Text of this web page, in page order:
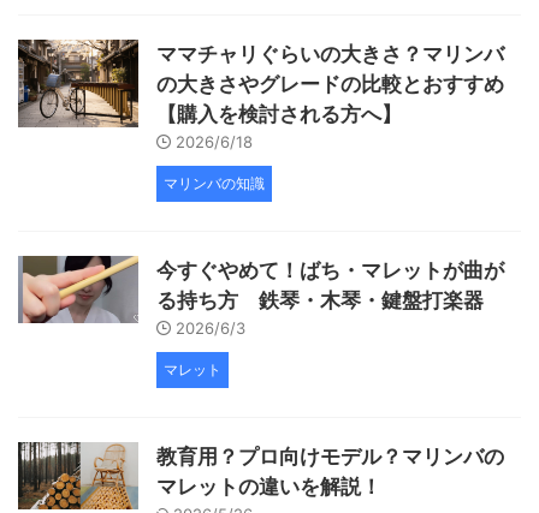
ママチャリぐらいの大きさ？マリンバ
の大きさやグレードの比較とおすすめ
【購入を検討される方へ】
2026/6/18
マリンバの知識
今すぐやめて！ばち・マレットが曲が
る持ち方 鉄琴・木琴・鍵盤打楽器
2026/6/3
マレット
教育用？プロ向けモデル？マリンバの
マレットの違いを解説！